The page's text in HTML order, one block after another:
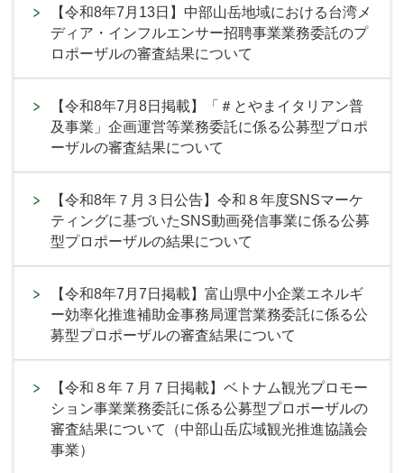
【令和8年7月13日】中部山岳地域における台湾メ
ディア・インフルエンサー招聘事業業務委託のプ
ロポーザルの審査結果について
【令和8年7月8日掲載】「＃とやまイタリアン普
及事業」企画運営等業務委託に係る公募型プロポ
ーザルの審査結果について
【令和8年７月３日公告】令和８年度SNSマーケ
ティングに基づいたSNS動画発信事業に係る公募
型プロポーザルの結果について
【令和8年7月7日掲載】富山県中小企業エネルギ
ー効率化推進補助金事務局運営業務委託に係る公
募型プロポーザルの審査結果について
【令和８年７月７日掲載】ベトナム観光プロモー
ション事業業務委託に係る公募型プロポーザルの
審査結果について（中部山岳広域観光推進協議会
事業）